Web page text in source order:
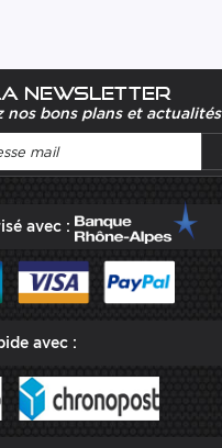
newsletter
nos bons plans et actualités
avec :
avec :